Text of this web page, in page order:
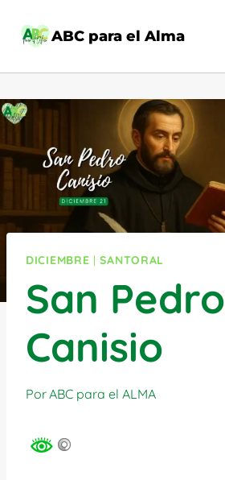
ABC para el Alma
DICIEMBRE |SANTORAL
San Pedro
Canisio
PorABC para el ALMA